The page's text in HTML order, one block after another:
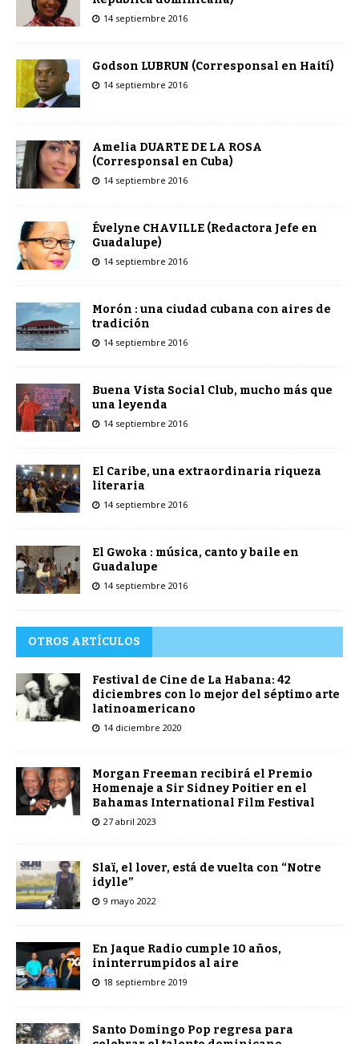
14 septiembre 2016
Godson LUBRUN (Corresponsal en Haití)
14 septiembre 2016
Amelia DUARTE DE LA ROSA
(Corresponsal en Cuba)
14 septiembre 2016
Évelyne CHAVILLE (Redactora Jefe en
Guadalupe)
14 septiembre 2016
Morón : una ciudad cubana con aires de
tradición
14 septiembre 2016
Buena Vista Social Club, mucho más que
una leyenda
14 septiembre 2016
El Caribe, una extraordinaria riqueza
literaria
14 septiembre 2016
El Gwoka : música, canto y baile en
Guadalupe
14 septiembre 2016
OTROS ARTÍCULOS
Festival de Cine de La Habana: 42
diciembres con lo mejor del séptimo arte
latinoamericano
14 diciembre 2020
Morgan Freeman recibirá el Premio
Homenaje a Sir Sidney Poitier en el
Bahamas International Film Festival
27 abril 2023
Slaï, el lover, está de vuelta con “Notre
idylle”
9 mayo 2022
En Jaque Radio cumple 10 años,
ininterrumpidos al aire
18 septiembre 2019
Santo Domingo Pop regresa para